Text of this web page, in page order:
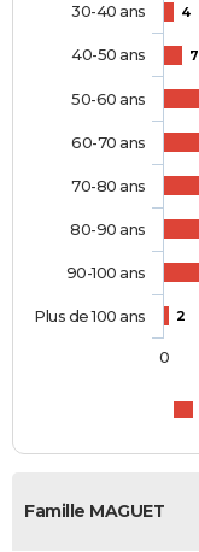
4
7
2
30-40 ans
40-50 ans
50-60 ans
60-70 ans
70-80 ans
80-90 ans
90-100 ans
Plus de 100 ans
0
Famille MAGUET